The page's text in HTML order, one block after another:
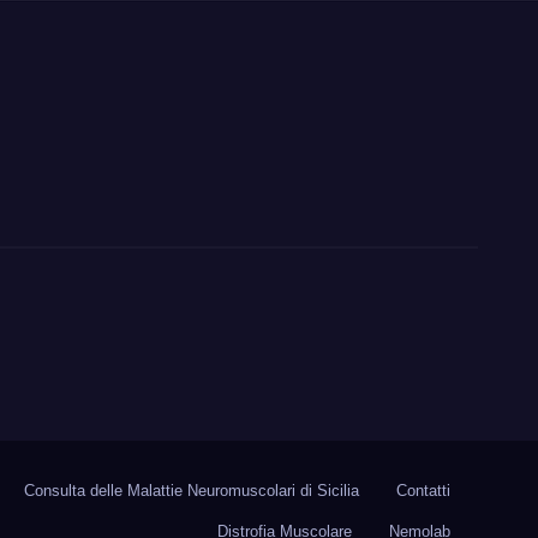
Consulta delle Malattie Neuromuscolari di Sicilia Contatti
Distrofia Muscolare Nemolab